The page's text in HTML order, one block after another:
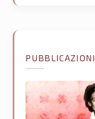
PUBBLICAZIONI